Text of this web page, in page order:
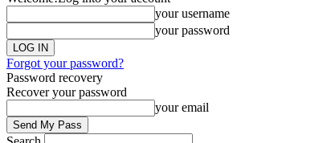
your username
your password
Forgot your password?
Password recovery
Recover your password
your email